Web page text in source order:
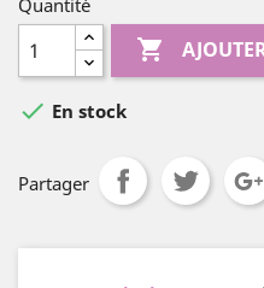
Quantité

 En stock
Partager